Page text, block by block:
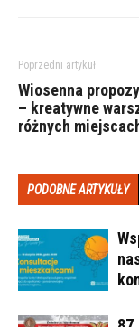
Poprzedni artykuł
Wiosenna
– kreatywne
różnych
PODOBNE ARTYKUŁY